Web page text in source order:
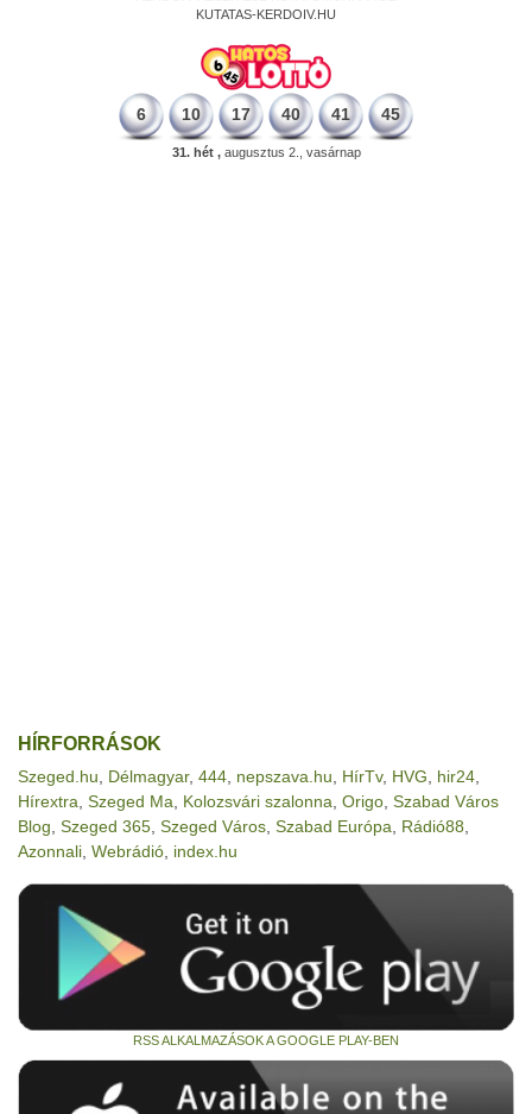
KUTATAS-KERDOIV.HU
6 10 17 40 41 45
31. hét ,augusztus 2., vasárnap
HÍRFORRÁSOK
Szeged.hu Délmagyar, 444 nepszava.hu HírTv, HVG hir24
Hírextra Szeged Ma Kolozsvári szalonna Origo Szabad Város
Blog Szeged 365 Szeged Város Szabad Európa Rádió88
Azonnali Webrádió index.hu
RSS ALKALMAZÁSOK A GOOGLE PLAY-BEN